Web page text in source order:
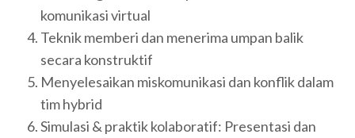
komunikasi virtual
Teknik memberi dan menerima umpan balik
secara konstruktif
Menyelesaikan miskomunikasi dan konflik dalam
tim hybrid
Simulasi & praktik kolaboratif: Presentasi dan